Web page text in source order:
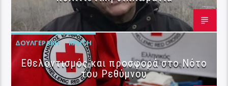
ΔΟΥΛΓΕΡΆΚΗ ΚΡΉΤΗ
Εθελοντισμός και προσφορά στο Νότο
του Ρεθύμνου